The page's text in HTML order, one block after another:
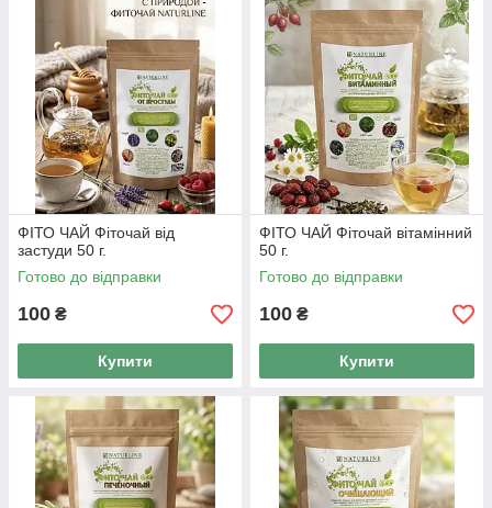
ФІТО ЧАЙ Фіточай від
застуди 50 г.
Готово до відправки
100 ₴
Купити
ФІТО ЧАЙ Фіточай вітамінний
50 г.
Готово до відправки
100 ₴
Купити